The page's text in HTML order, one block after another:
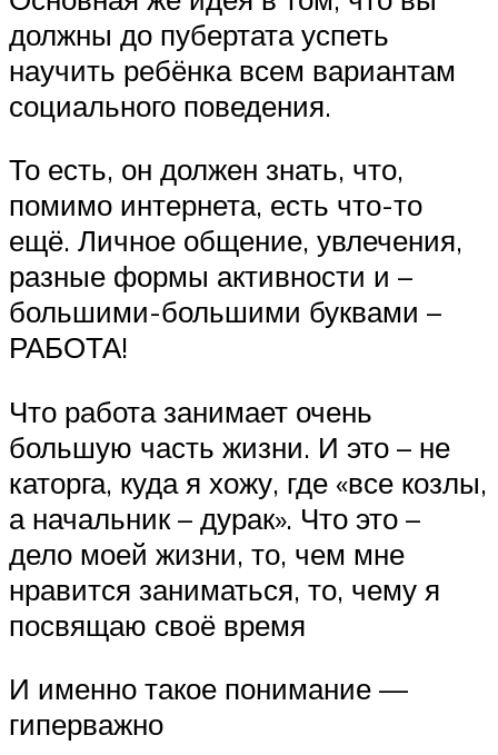
должны до пубертата успеть
научить ребёнка всем вариантам
социального поведения.
То есть, он должен знать, что,
помимо интернета, есть что-то
ещё. Личное общение, увлечения,
разные формы активности и –
большими-большими буквами –
РАБОТА!
Что работа занимает очень
большую часть жизни. И это – не
каторга, куда я хожу, где «все козлы,
а начальник – дурак». Что это –
дело моей жизни, то, чем мне
нравится заниматься, то, чему я
посвящаю своё время
И именно такое понимание —
гиперважно